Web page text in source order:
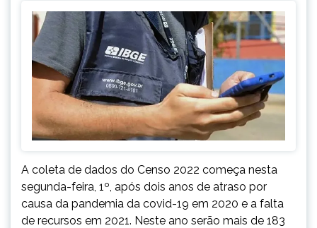
A coleta de dados do Censo 2022 começa nesta
segunda-feira, 1º, após dois anos de atraso por
causa da pandemia da covid-19 em 2020 e a falta
de recursos em 2021. Neste ano serão mais de 183